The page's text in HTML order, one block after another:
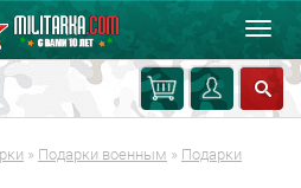
» Подарки военным » Подарки